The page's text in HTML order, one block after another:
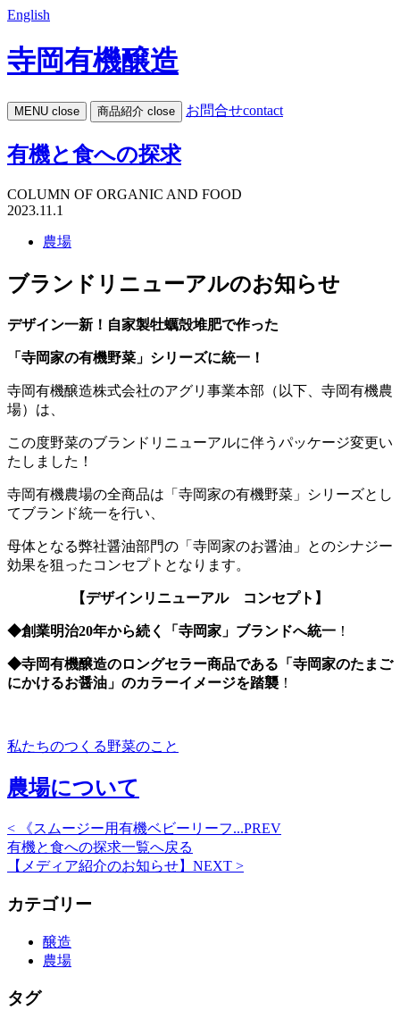
English
寺岡有機醸造
MENU close 商品紹介 close お問合せcontact
有機と食への探求
COLUMN OF ORGANIC AND FOOD
2023.11.1
農場
ブランドリニューアルのお知らせ
デザイン一新！自家製牡蠣殻堆肥で作った
「寺岡家の有機野菜」シリーズに統一！
寺岡有機醸造株式会社のアグリ事業本部（以下、寺岡有機農
場）は、
この度野菜のブランドリニューアルに伴うパッケージ変更い
たしました！
寺岡有機農場の全商品は「寺岡家の有機野菜」シリーズとし
てブランド統一を行い、
母体となる弊社醤油部門の「寺岡家のお醤油」とのシナジー
効果を狙ったコンセプトとなります。
【デザインリニューアル コンセプト】
◆創業明治20年から続く「寺岡家」ブランドへ統一 ！
◆寺岡有機醸造のロングセラー商品である「寺岡家のたまご
にかけるお醤油」のカラーイメージを踏襲 ！
私たちのつくる野菜のこと
農場について
< 《スムージー用有機ベビーリーフ...PREV
有機と食への探求一覧へ戻る
【メディア紹介のお知らせ】 NEXT >
カテゴリー
醸造
農場
タグ